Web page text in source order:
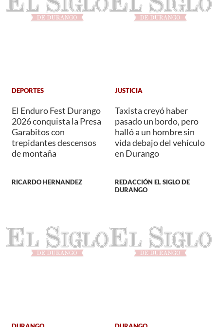
DEPORTES
El Enduro Fest Durango
2026 conquista la Presa
Garabitos con
trepidantes descensos
de montaña
RICARDO HERNANDEZ
JUSTICIA
Taxista creyó haber
pasado un bordo, pero
halló a un hombre sin
vida debajo del vehículo
en Durango
REDACCIÓN EL SIGLO DE
DURANGO